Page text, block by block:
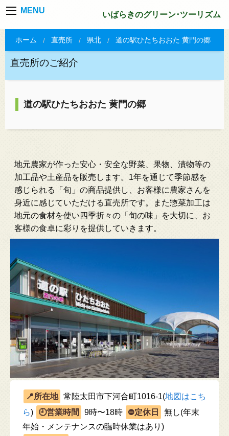
MENU いばらきのグリーン･ツーリズム
ホーム 直売所 県北 道の駅ひたちおおた 黄門の郷
直売所のご紹介
道の駅ひたちおおた 黄門の郷
地元農家が作った安心・安全な野菜、果物、漬物等の
加工品や土産品を販売します。1年を通じて季節感を
感じられる「旬」の商品提供し、お客様に農家さんを
身近に感じていただける直売所です。また惣菜加工は
地元の食材を使い四季折々の「旬の味」を大切に、お
客様の食卓に彩りを提供していきます。
常陸太田市下河合町1016-1(地図はこち
ら) 9時〜18時
無し(年末
年始・メンテナンスの臨時休業はあり)